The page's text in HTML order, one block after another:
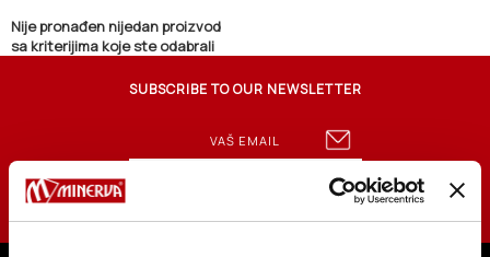
Nije pronađen nijedan proizvod
sa kriterijima koje ste odabrali
SUBSCRIBE TO OUR NEWSLETTER